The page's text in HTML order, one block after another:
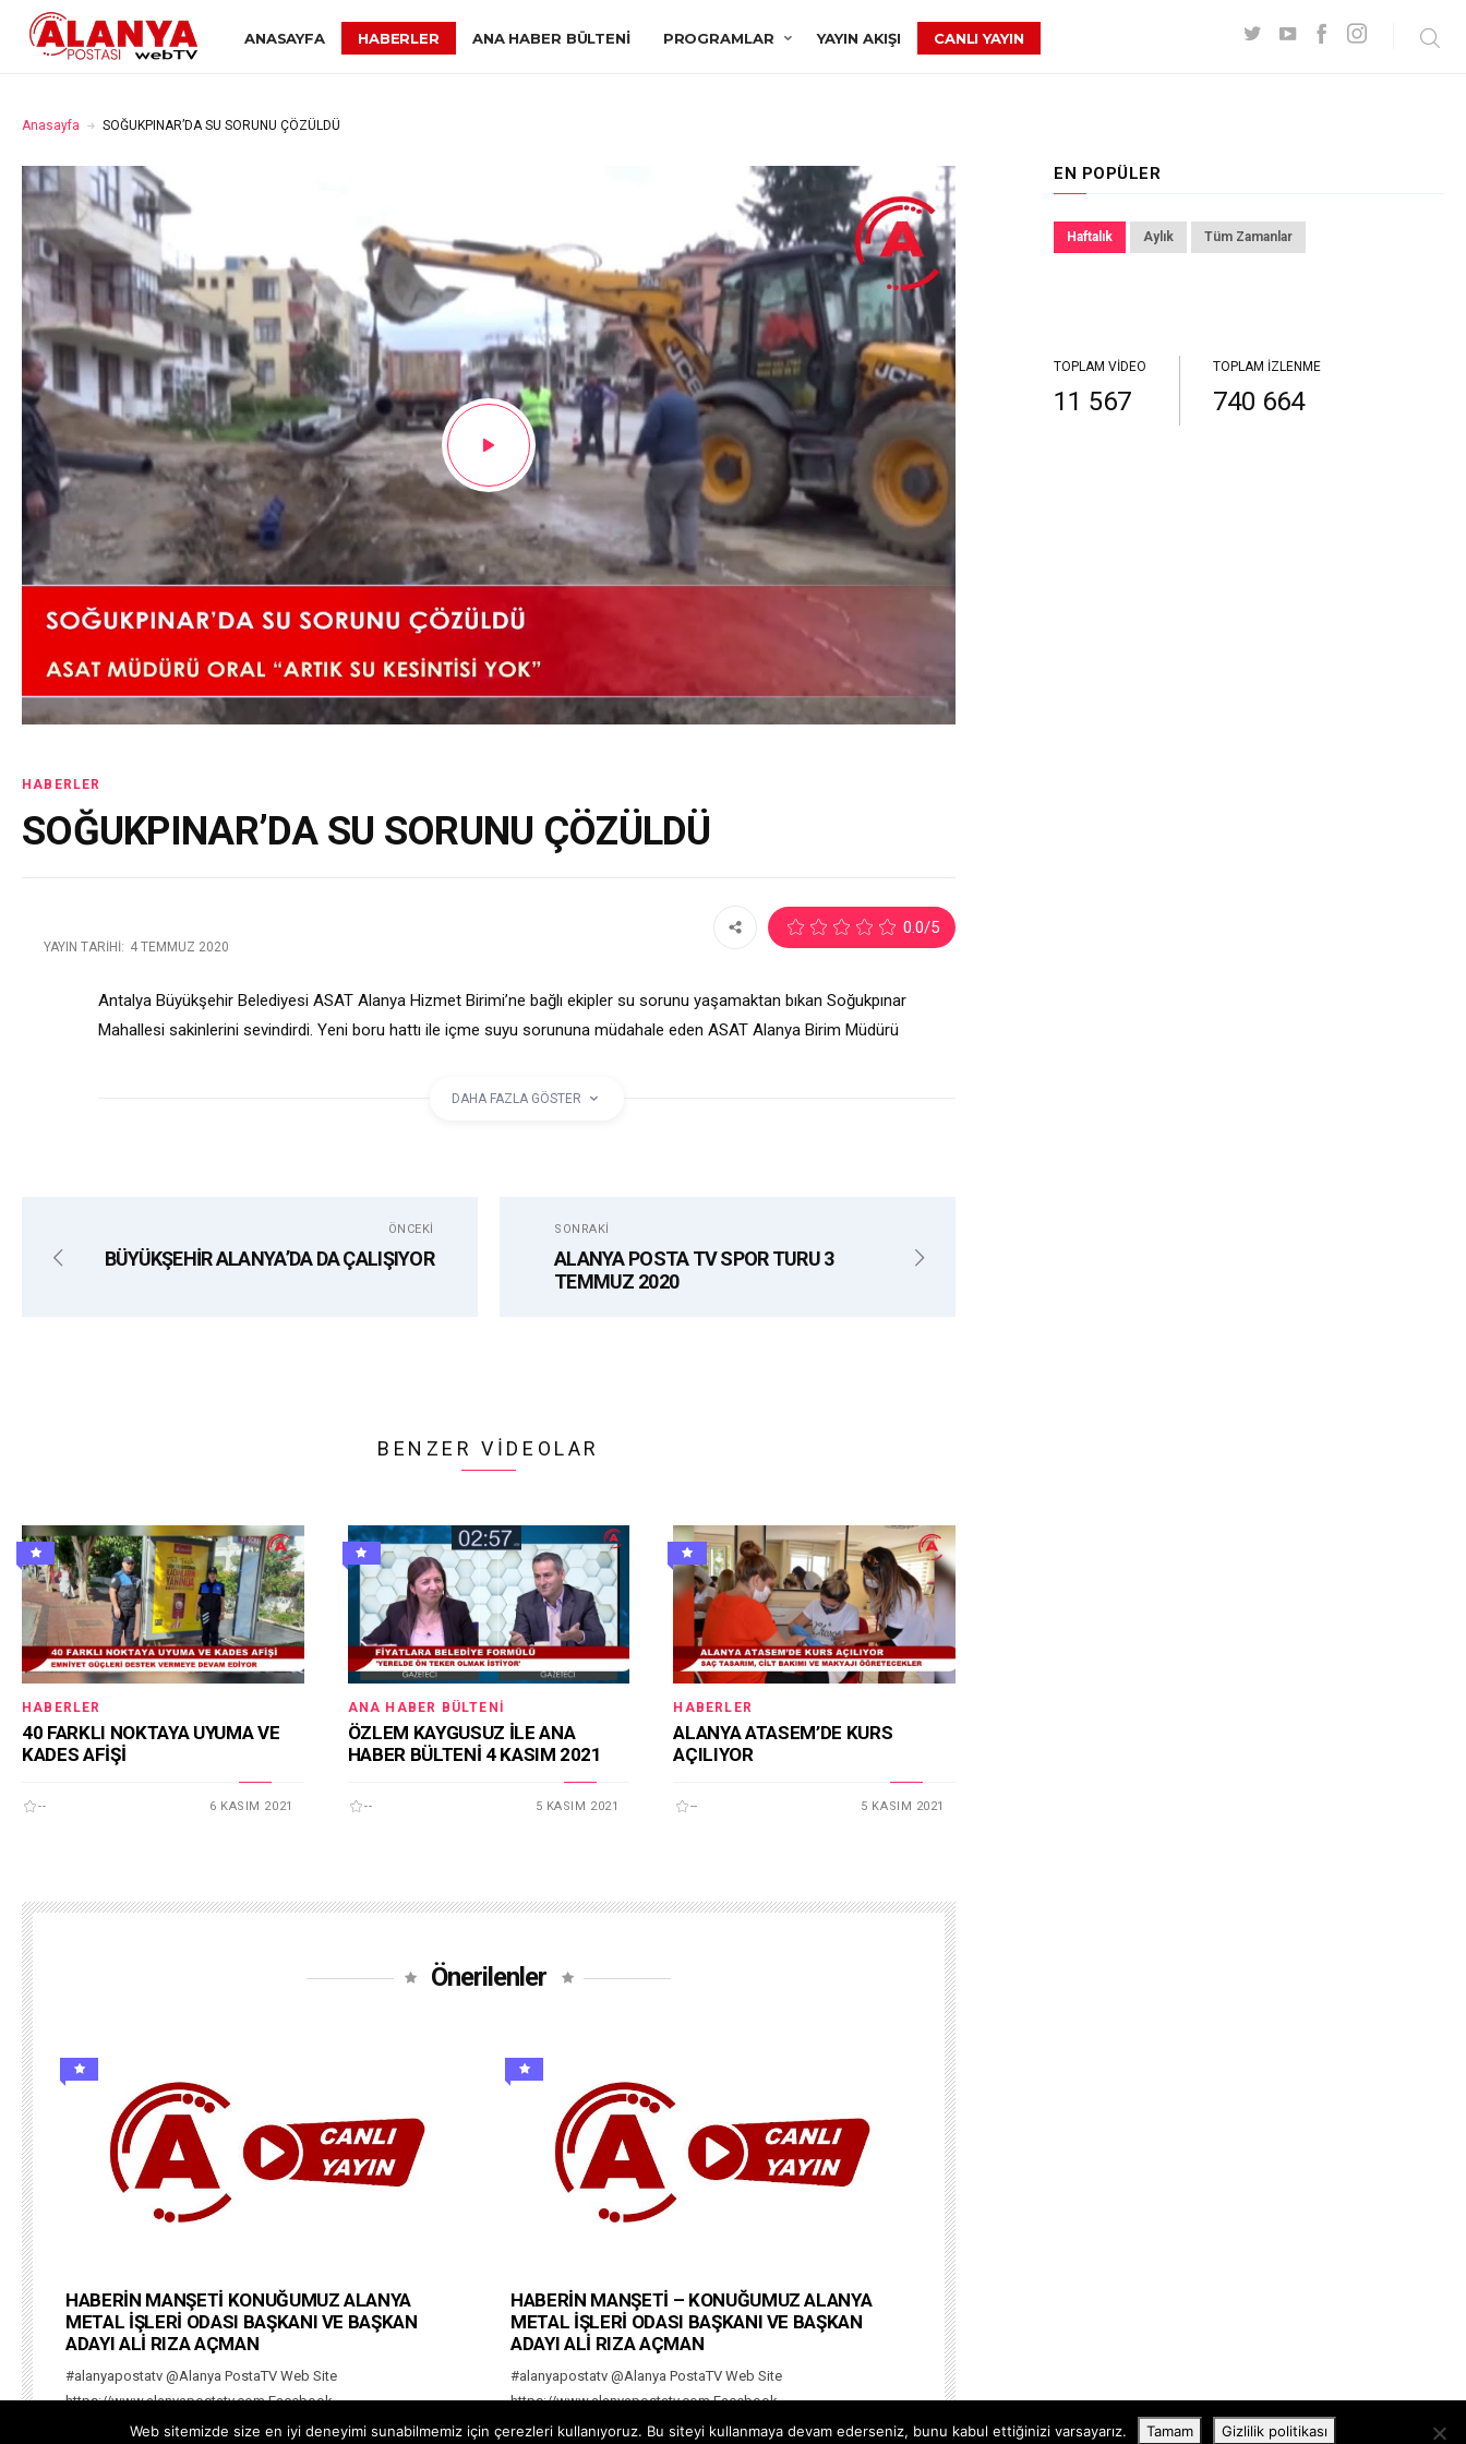
ANASAYFA HABERLER ANA HABER BÜLTENI PROGRAMLAR YAYIN AKIŞI CANLI YAYIN
Anasayfa SOĞUKPINAR’DA SU SORUNU ÇÖZÜLDÜ
HABERLER
SOĞUKPINAR’DA SU SORUNU ÇÖZÜLDÜ
YAYIN TARIHI: 4 TEMMUZ 2020
0.0/5
Antalya Büyükşehir Belediyesi ASAT Alanya Hizmet Birimi’ne bağlı ekipler su sorunu yaşamaktan bıkan Soğukpınar
Mahallesi sakinlerini sevindirdi. Yeni boru hattı ile içme suyu sorununa müdahale eden ASAT Alanya Birim Müdürü
DAHA FAZLA GÖSTER
ÖNCEKI
BÜYÜKŞEHİR ALANYA’DA DA ÇALIŞIYOR
SONRAKI
ALANYA POSTA TV SPOR TURU 3
TEMMUZ 2020
BENZER VIDEOLAR
HABERLER
40 FARKLI NOKTAYA UYUMA VE
KADES AFİŞİ
-- 6 KASIM 2021
ANA HABER BÜLTENI
ÖZLEM KAYGUSUZ İLE ANA
HABER BÜLTENİ 4 KASIM 2021
-- 5 KASIM 2021
HABERLER
ALANYA ATASEM’DE KURS
AÇILIYOR
-- 5 KASIM 2021
Önerilenler
HABERİN MANŞETİ KONUĞUMUZ ALANYA
METAL İŞLERİ ODASI BAŞKANI VE BAŞKAN
ADAYI ALİ RIZA AÇMAN
#alanyapostatv @Alanya PostaTV Web Site
https://www.alanyapostatv.com Facebook
https://www.facebook.com/alanyapostasitv Twitter
HABERİN MANŞETİ – KONUĞUMUZ ALANYA
METAL İŞLERİ ODASI BAŞKANI VE BAŞKAN
ADAYI ALİ RIZA AÇMAN
#alanyapostatv @Alanya PostaTV Web Site
https://www.alanyapostatv.com Facebook
https://www.facebook.com/alanyapostasitv Twitter
EN POPÜLER
Haftalık Aylık Tüm Zamanlar
TOPLAM VIDEO
11 567
TOPLAM İZLENME
740 664
Web sitemizde size en iyi deneyimi sunabilmemiz için çerezleri kullanıyoruz. Bu siteyi kullanmaya devam ederseniz, bunu kabul ettiğinizi varsayarız. Tamam Gizlilik politikası